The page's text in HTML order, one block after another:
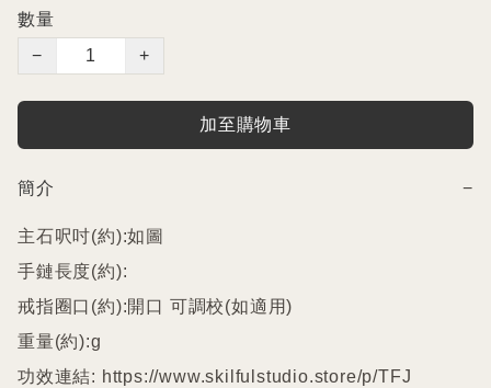
數量
−
+
加至購物車
簡介 −
主石呎吋(約):如圖
手鏈長度(約):
戒指圈口(約):開口 可調校(如適用)
重量(約):g
功效連結: https://www.skilfulstudio.store/p/TFJ